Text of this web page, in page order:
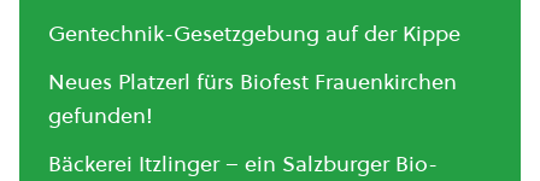
Gentechnik-Gesetzgebung auf der Kippe
Neues Platzerl fürs Biofest Frauenkirchen
gefunden!
Bäckerei Itzlinger – ein Salzburger Bio-